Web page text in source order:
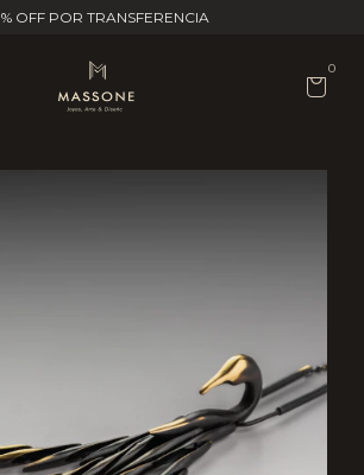
OFF POR TRANSFERENCIA
0